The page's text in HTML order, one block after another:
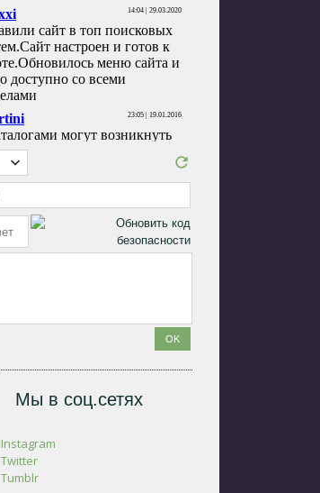
Мы в соц.сетях
Instagram
Twitter
Tumblr